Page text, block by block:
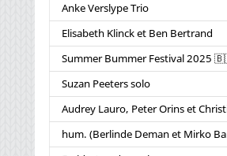
Anke Verslype Trio
Elisabeth Klinck et Ben Bertrand
Summer Bummer Festival 2025
Suzan Peeters solo
Audrey Lauro, Peter Orins et
hum. (Berlinde Deman et Mirko